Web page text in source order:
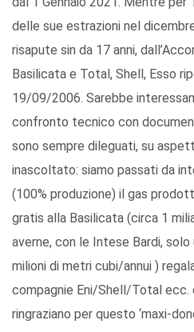
delle sue estrazioni nel
risapute sin da 17 anni,
Basilicata e Total, Shell, Esso
19/09/2006. Sarebbe
confronto tecnico con
sono sempre dileguati, su
inascoltato: siamo passati da
(100% produzione) il gas
gratis alla Basilicata (circa 1
averne, con le Intese Bardi,
milioni di metri cubi/annui )
compagnie Eni/Shell/Total ecc.
ringraziano per questo ‘maxi-